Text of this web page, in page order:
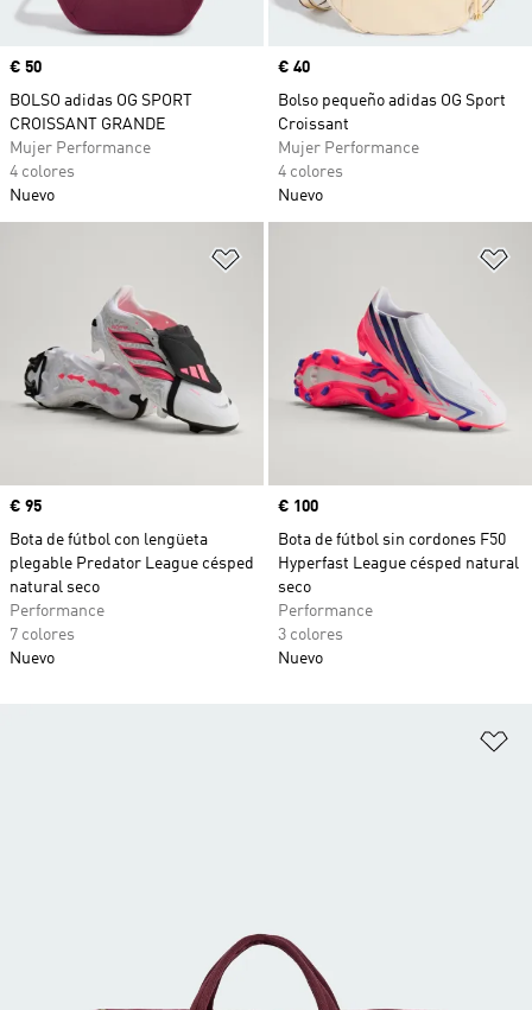
Precio
€ 50
BOLSO adidas OG SPORT
CROISSANT GRANDE
Mujer Performance
4 colores
Nuevo
Precio
€ 40
Bolso pequeño adidas OG Sport
Croissant
Mujer Performance
4 colores
Nuevo
Precio
€ 95
Bota de fútbol con lengüeta
plegable Predator League césped
natural seco
Performance
7 colores
Nuevo
Precio
€ 100
Bota de fútbol sin cordones F50
Hyperfast League césped natural
seco
Performance
3 colores
Nuevo